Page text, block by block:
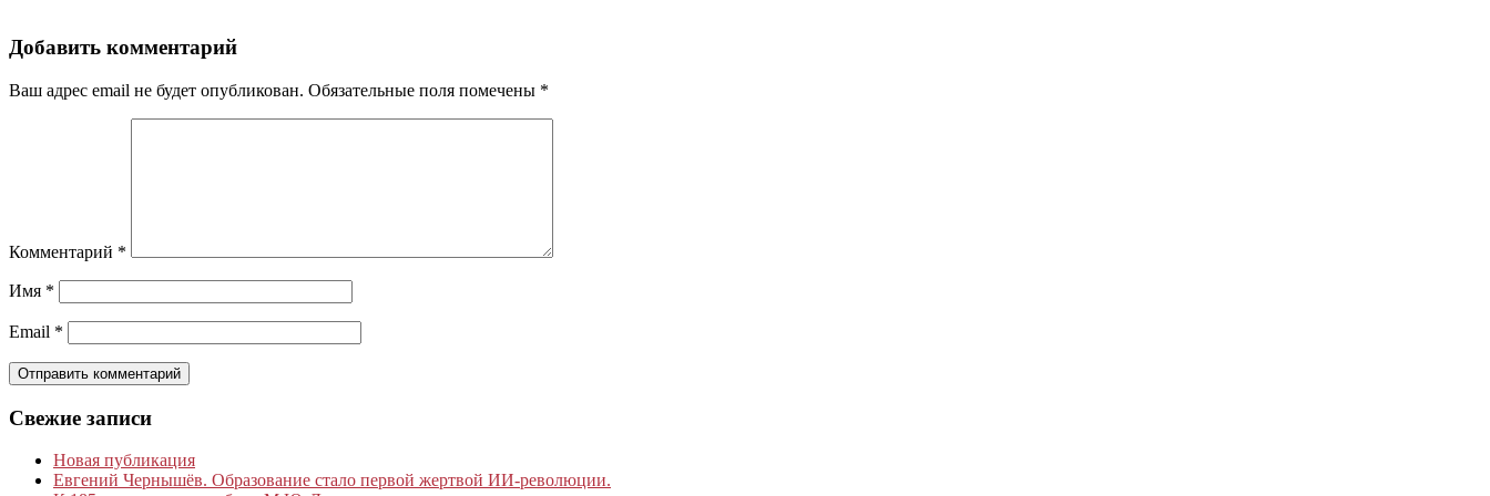
Добавить комментарий
Ваш адрес email не будет опубликован. Обязательные поля помечены *
Комментарий *
Имя *
Email *
Свежие записи
Новая публикация
Евгений Чернышёв. Образование стало первой жертвой ИИ-революции.